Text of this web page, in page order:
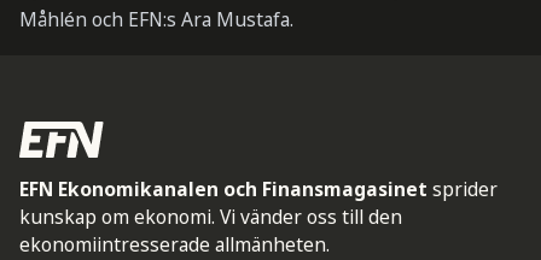
Måhlén och EFN:s Ara Mustafa.
EFN Ekonomikanalen och Finansmagasinet sprider
kunskap om ekonomi. Vi vänder oss till den
ekonomiintresserade allmänheten.